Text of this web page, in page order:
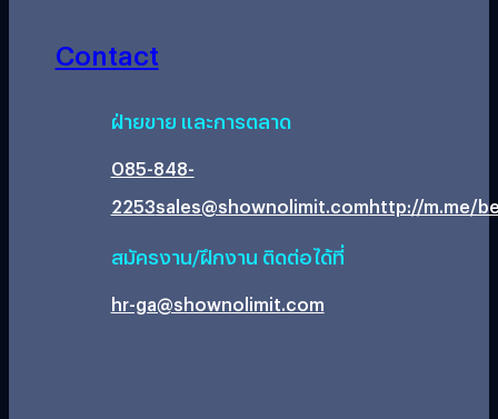
Contact
ฝ่ายขาย และการตลาด
085-848-
2253sales@shownolimit.comhttp://m.me/
สมัครงาน/ฝึกงาน ติดต่อได้ที่
hr-ga@shownolimit.com